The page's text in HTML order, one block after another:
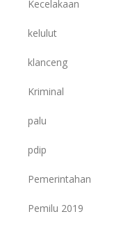
Kecelakaan
kelulut
klanceng
Kriminal
palu
pdip
Pemerintahan
Pemilu 2019